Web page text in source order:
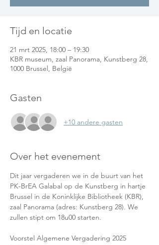
Tijd en locatie
21 mrt 2025, 18:00 – 19:30
KBR museum, zaal Panorama, Kunstberg 28,
1000 Brussel, België
Gasten
+10 andere gasten
Over het evenement
Dit jaar vergaderen we in de buurt van het
PK-BrEA Galabal op de Kunstberg in hartje
Brussel in de Koninklijke Bibliotheek (KBR),
zaal Panorama (adres: Kunstberg 28). We
zullen stipt om 18u00 starten.
Voorstel Algemene Vergadering 2025